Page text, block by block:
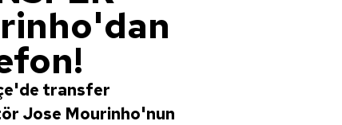
transfer
Jose Mourinho'nun